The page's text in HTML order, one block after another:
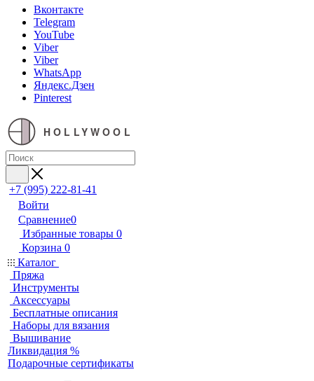
Вконтакте
Telegram
YouTube
Viber
Viber
WhatsApp
Яндекс.Дзен
Pinterest
HOLLYWOOL
+7 (995) 222-81-41
Войти
Сравнение0
Избранные товары 0
Корзина 0
Каталог
Пряжа
Инструменты
Аксессуары
Бесплатные описания
Наборы для вязания
Вышивание
Ликвидация %
Подарочные сертификаты